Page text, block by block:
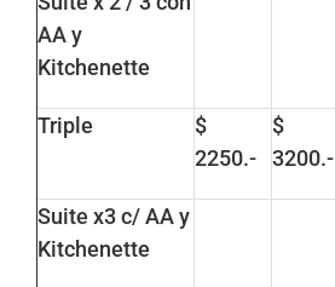
AA y
Kitchenette
Triple
$
2250.-
$
3200.-
Suite x3 c/ AA y
Kitchenette